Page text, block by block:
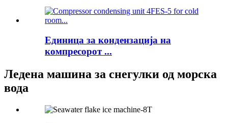
Единица за кондензација на
компресорот ...
Ледена машина за снегулки од морска
вода